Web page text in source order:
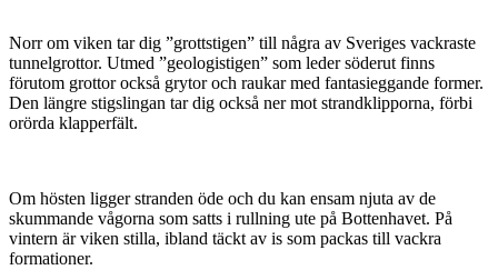
Norr om viken tar dig ”grottstigen” till några av Sveriges vackraste
tunnelgrottor. Utmed ”geologistigen” som leder söderut finns
förutom grottor också grytor och raukar med fantasieggande former.
Den längre stigslingan tar dig också ner mot strandklipporna, förbi
orörda klapperfält.
Om hösten ligger stranden öde och du kan ensam njuta av de
skummande vågorna som satts i rullning ute på Bottenhavet. På
vintern är viken stilla, ibland täckt av is som packas till vackra
formationer.